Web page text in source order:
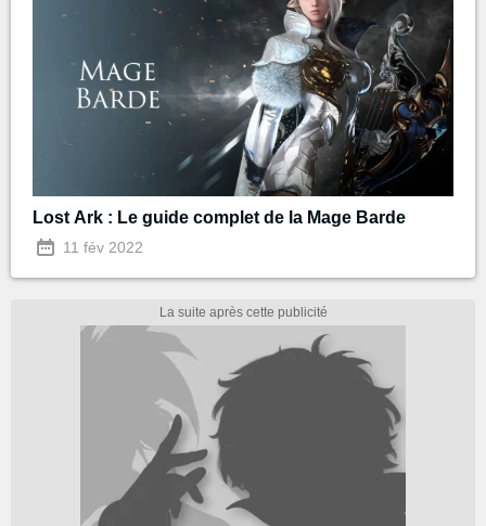
Lost Ark : Le guide complet de la Mage Barde
11 fév 2022